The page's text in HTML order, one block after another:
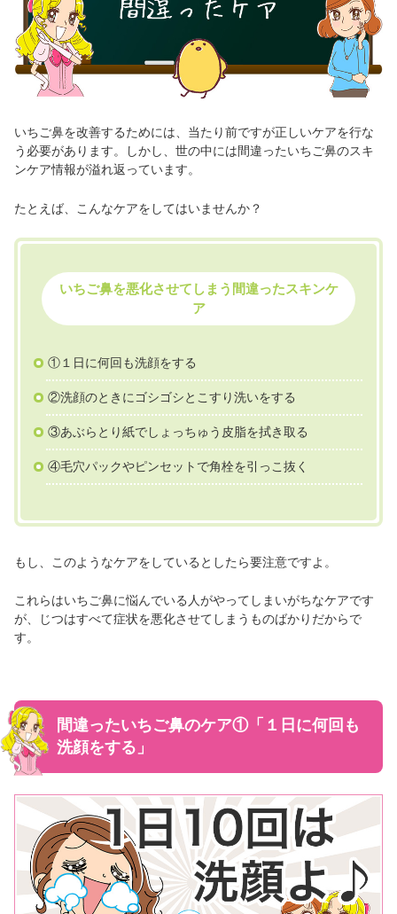
いちご鼻を改善するためには、当たり前ですが正しいケアを行な
う必要があります。しかし、世の中には間違ったいちご鼻のスキ
ンケア情報が溢れ返っています。
たとえば、こんなケアをしてはいませんか？
いちご鼻を悪化させてしまう間違ったスキンケ
ア
①１日に何回も洗顔をする
②洗顔のときにゴシゴシとこすり洗いをする
③あぶらとり紙でしょっちゅう皮脂を拭き取る
④毛穴パックやピンセットで角栓を引っこ抜く
もし、このようなケアをしているとしたら要注意ですよ。
これらはいちご鼻に悩んでいる人がやってしまいがちなケアです
が、じつはすべて症状を悪化させてしまうものばかりだからで
す。
間違ったいちご鼻のケア①「１日に何回も
洗顔をする」